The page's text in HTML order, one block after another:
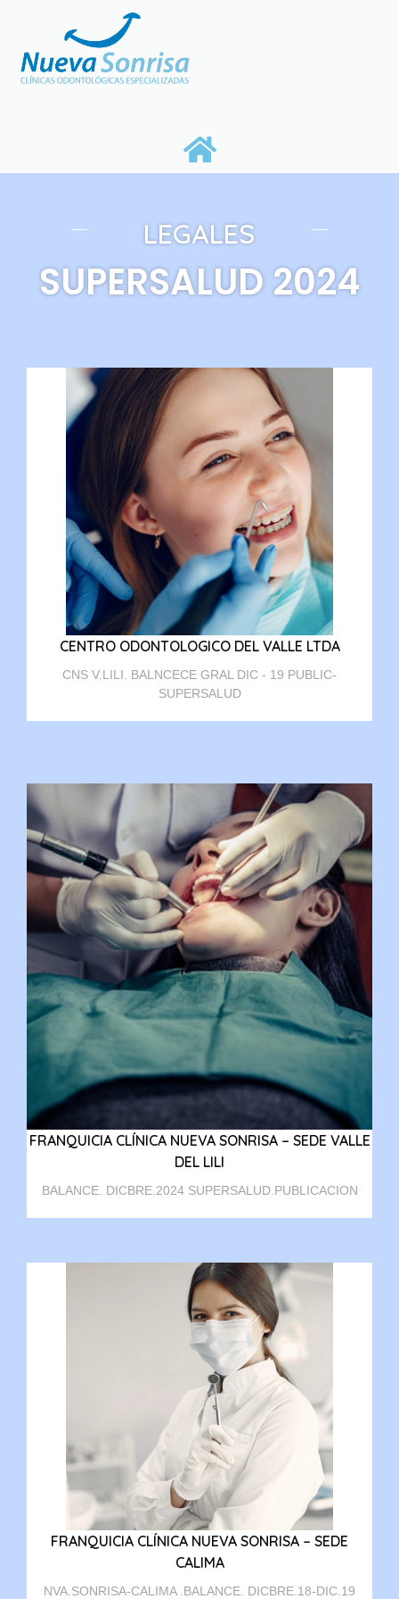
LEGALES
SUPERSALUD 2024
CENTRO ODONTOLOGICO DEL VALLE LTDA
CNS V.LILI. BALNCECE GRAL DIC - 19 PUBLIC-
SUPERSALUD
FRANQUICIA CLÍNICA NUEVA SONRISA – SEDE VALLE
DEL LILI
BALANCE. DICBRE.2024 SUPERSALUD.PUBLICACION
FRANQUICIA CLÍNICA NUEVA SONRISA – SEDE
CALIMA
NVA.SONRISA-CALIMA .BALANCE. DICBRE.18-DIC.19